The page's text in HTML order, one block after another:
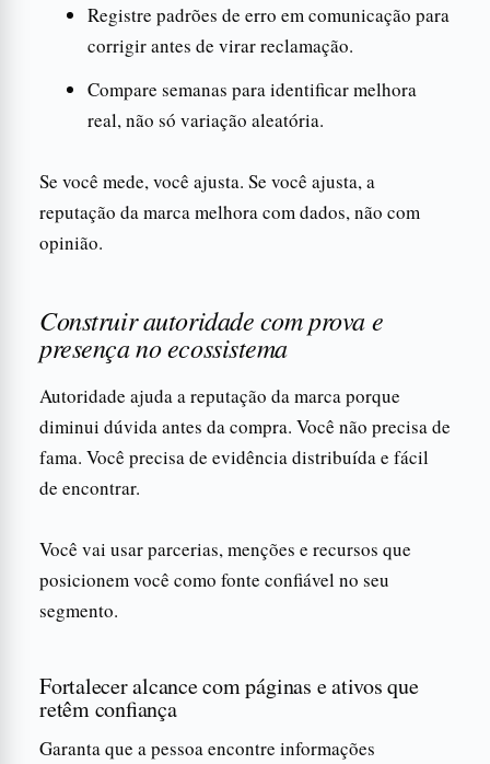
Registre padrões de erro em comunicação para
corrigir antes de virar reclamação.
Compare semanas para identificar melhora
real, não só variação aleatória.
Se você mede, você ajusta. Se você ajusta, a
reputação da marca melhora com dados, não com
opinião.
Construir autoridade com prova e
presença no ecossistema
Autoridade ajuda a reputação da marca porque
diminui dúvida antes da compra. Você não precisa de
fama. Você precisa de evidência distribuída e fácil
de encontrar.
Você vai usar parcerias, menções e recursos que
posicionem você como fonte confiável no seu
segmento.
Fortalecer alcance com páginas e ativos que
retêm confiança
Garanta que a pessoa encontre informações